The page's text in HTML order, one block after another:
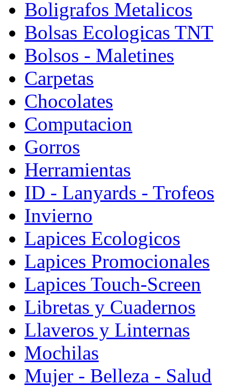
Boligrafos Metalicos
Bolsas Ecologicas TNT
Bolsos - Maletines
Carpetas
Chocolates
Computacion
Gorros
Herramientas
ID - Lanyards - Trofeos
Invierno
Lapices Ecologicos
Lapices Promocionales
Lapices Touch-Screen
Libretas y Cuadernos
Llaveros y Linternas
Mochilas
Mujer - Belleza - Salud